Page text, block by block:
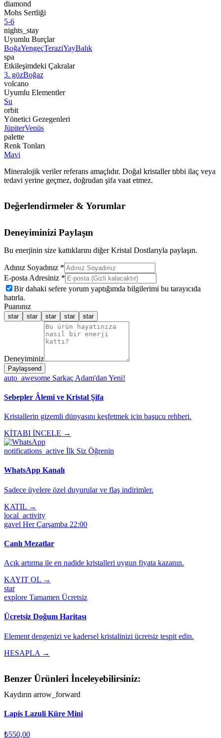
diamond
Mohs Sertliği
5-6
nights_stay
Uyumlu Burçlar
BoğaYengeçTeraziYayBalık
spa
Etkileşimdeki Çakralar
3. gözBoğaz
volcano
Uyumlu Elementler
Su
orbit
Yönetici Gezegenleri
JüpiterVenüs
palette
Renk Tonları
Mavi
Mineralojik veriler referans amaçlıdır. Doğal kristaller tıbbi ilaç veya
tedavi yerine geçmez, doğrudan şifa vaat etmez.
Değerlendirmeler & Yorumlar
Deneyiminizi Paylaşın
Bu enerjinin size kattıklarını diğer Kristal Dostlarıyla paylaşın.
Adınız Soyadınız *
E-posta Adresiniz *
Bir dahaki sefere yorum yaptığımda bilgilerimi bu tarayıcıda
hatırla.
Puanınız
star star star star star
Deneyiminiz
Paylaşsend
auto_awesome Sarkaç Adam'dan Yeni!
Sebepler Âlemi ve Kristal Şifa
Kristallerin gizemli dünyasını keşfetmek için başucu rehberi.
KİTABI İNCELE →
notifications_active İlk Siz Öğrenin
WhatsApp Kanalı
Sadece üyelere özel duyurular ve flaş indirimler.
KATIL →
local_activity
gavel Her Çarşamba 22:00
Canlı Mezatlar
Açık artırma ile en nadide kristalleri uygun fiyata kazanın.
KAYIT OL →
star
explore Tamamen Ücretsiz
Ücretsiz Doğum Haritası
Element dengenizi ve kadersel kristalinizi ücretsiz tespit edin.
HESAPLA →
Benzer Ürünleri İnceleyebilirsiniz:
Kaydırın arrow_forward
Lapis Lazuli Küre Mini
₺550,00